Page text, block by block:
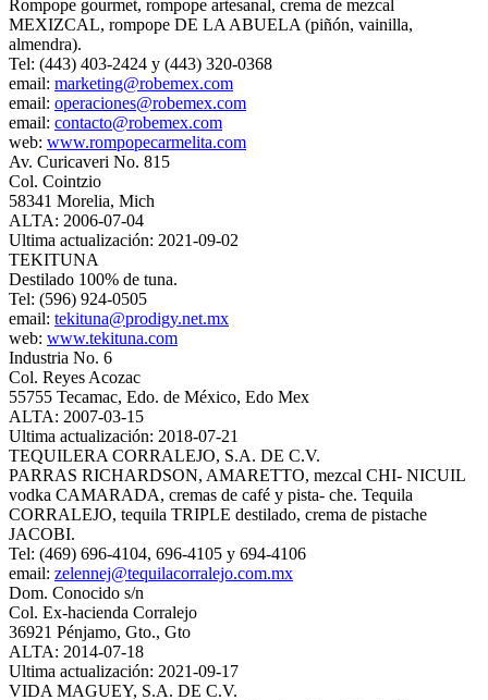
Rompope gourmet, rompope artesanal, crema de mezcal
MEXIZCAL, rompope DE LA ABUELA (piñón, vainilla,
almendra).
Tel: (443) 403-2424 y (443) 320-0368
email: marketing@robemex.com
email: operaciones@robemex.com
email: contacto@robemex.com
web: www.rompopecarmelita.com
Av. Curicaveri No. 815
Col. Cointzio
58341 Morelia, Mich
ALTA: 2006-07-04
Ultima actualización: 2021-09-02
TEKITUNA
Destilado 100% de tuna.
Tel: (596) 924-0505
email: tekituna@prodigy.net.mx
web: www.tekituna.com
Industria No. 6
Col. Reyes Acozac
55755 Tecamac, Edo. de México, Edo Mex
ALTA: 2007-03-15
Ultima actualización: 2018-07-21
TEQUILERA CORRALEJO, S.A. DE C.V.
PARRAS RICHARDSON, AMARETTO, mezcal CHI- NICUIL
vodka CAMARADA, cremas de café y pista- che. Tequila
CORRALEJO, tequila TRIPLE destilado, crema de pistache
JACOBI.
Tel: (469) 696-4104, 696-4105 y 694-4106
email: zelennej@tequilacorralejo.com.mx
Dom. Conocido s/n
Col. Ex-hacienda Corralejo
36921 Pénjamo, Gto., Gto
ALTA: 2014-07-18
Ultima actualización: 2021-09-17
VIDA MAGUEY, S.A. DE C.V.